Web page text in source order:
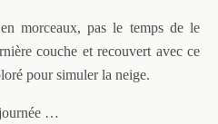
morceaux, pas le temps de le
couche et recouvert avec ce
pour simuler la neige.
journée …